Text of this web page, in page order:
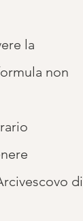
la
non
di